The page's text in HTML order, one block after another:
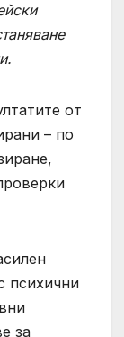
от
– по
психични
за